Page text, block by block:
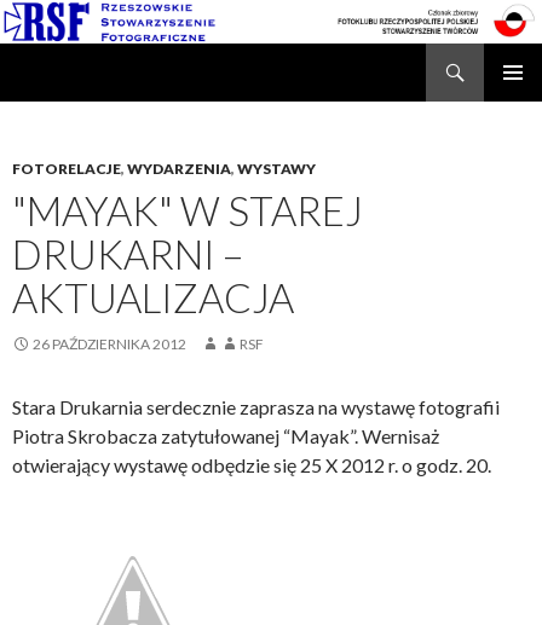
FOTORELACJE, WYDARZENIA, WYSTAWY
"MAYAK" W STAREJ
DRUKARNI –
AKTUALIZACJA
26 PAŹDZIERNIKA 2012 RSF
Stara Drukarnia serdecznie zaprasza na wystawę fotografii
Piotra Skrobacza zatytułowanej “Mayak”. Wernisaż
otwierający wystawę odbędzie się 25 X 2012 r. o godz. 20.